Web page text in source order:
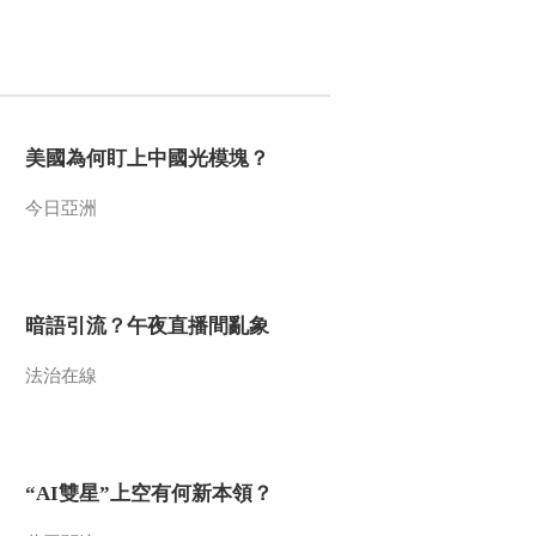
美國為何盯上中國光模塊？
今日亞洲
暗語引流？午夜直播間亂象
法治在線
“AI雙星”上空有何新本領？